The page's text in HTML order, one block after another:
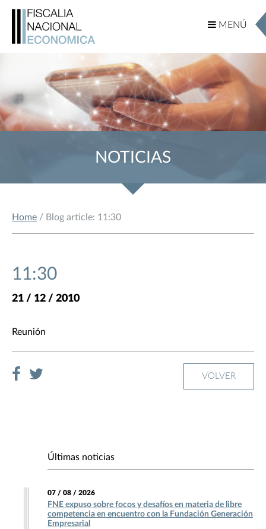
MENÚ
MENÚ
NOTICIAS
Home / Blog article: 11:30
11:30
21 / 12 / 2010
Reunión
VOLVER
Últimas noticias
07 / 08 / 2026
FNE expuso sobre focos y desafíos en materia de libre
competencia en encuentro con la Fundación Generación
Empresarial